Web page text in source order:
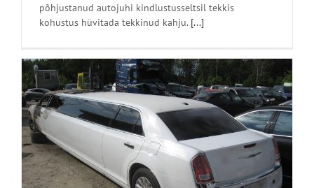
põhjustanud autojuhi kindlustusseltsil tekkis
kohustus hüvitada tekkinud kahju. [...]